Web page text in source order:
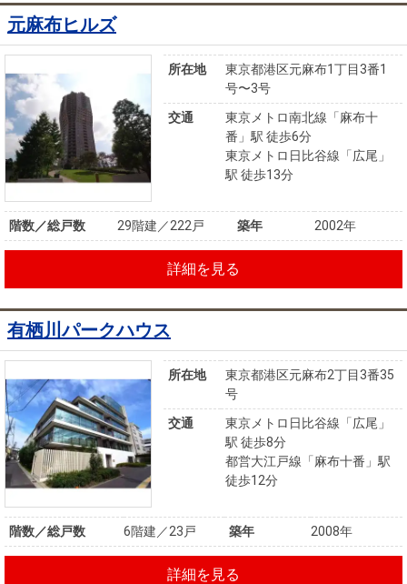
元麻布ヒルズ
所在地
東京都港区元麻布1丁目3番1
号〜3号
交通
東京メトロ南北線「麻布十
番」駅 徒歩6分
東京メトロ日比谷線「広尾」
駅 徒歩13分
階数／総戸数 29階建／222戸 築年 2002年
詳細を見る
有栖川パークハウス
所在地
東京都港区元麻布2丁目3番35
号
交通
東京メトロ日比谷線「広尾」
駅 徒歩8分
都営大江戸線「麻布十番」駅
徒歩12分
階数／総戸数 6階建／23戸 築年 2008年
詳細を見る